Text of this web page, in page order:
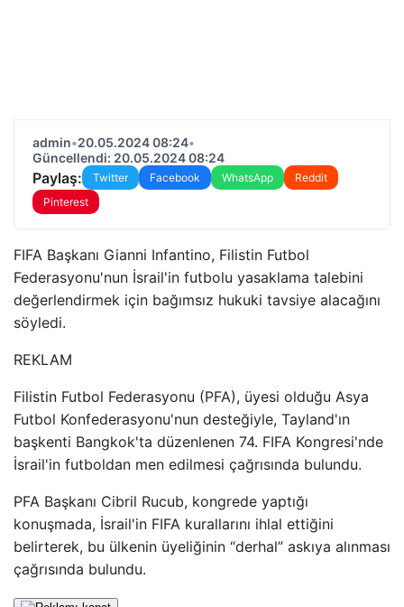
admin•20.05.2024 08:24•
Güncellendi: 20.05.2024 08:24
Paylaş: Twitter Facebook WhatsApp
Reddit
Pinterest
FIFA Başkanı Gianni Infantino, Filistin Futbol
Federasyonu'nun İsrail'in futbolu yasaklama talebini
değerlendirmek için bağımsız hukuki tavsiye alacağını
söyledi.
REKLAM
Filistin Futbol Federasyonu (PFA), üyesi olduğu Asya
Futbol Konfederasyonu'nun desteğiyle, Tayland'ın
başkenti Bangkok'ta düzenlenen 74. FIFA Kongresi'nde
İsrail'in futboldan men edilmesi çağrısında bulundu.
PFA Başkanı Cibril Rucub, kongrede yaptığı
konuşmada, İsrail'in FIFA kurallarını ihlal ettiğini
belirterek, bu ülkenin üyeliğinin “derhal” askıya alınması
çağrısında bulundu.